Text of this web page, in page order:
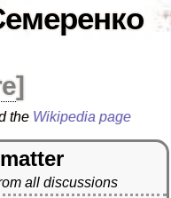
]
the Wikipedia page
all discussions